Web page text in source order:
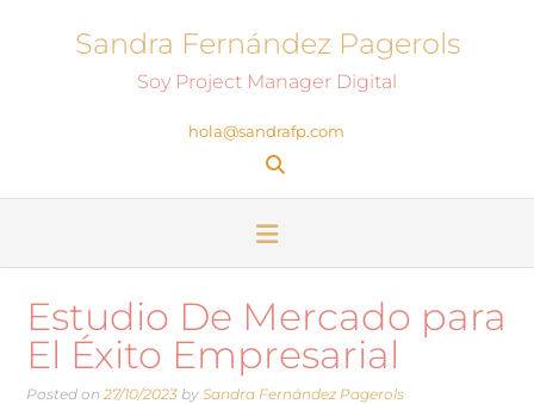
Sandra Fernández Pagerols
Soy Project Manager Digital
hola@sandrafp.com
Estudio De Mercado para
El Éxito Empresarial
Posted on 27/10/2023 by Sandra Fernández Pagerols